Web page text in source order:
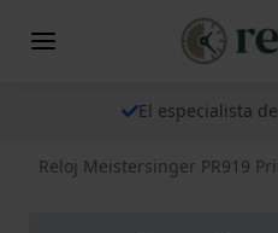
El especialista
Reloj Meistersinger PR919